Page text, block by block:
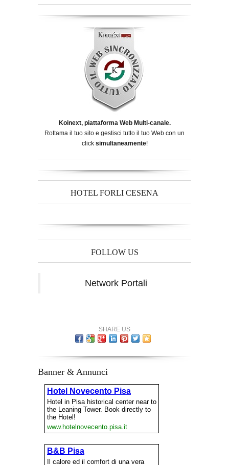
Koinext, piattaforma Web Multi-canale.
Rottama il tuo sito e gestisci tutto il tuo Web con un
click simultaneamente!
HOTEL FORLI CESENA
FOLLOW US
Network Portali
SHARE US
Banner & Annunci